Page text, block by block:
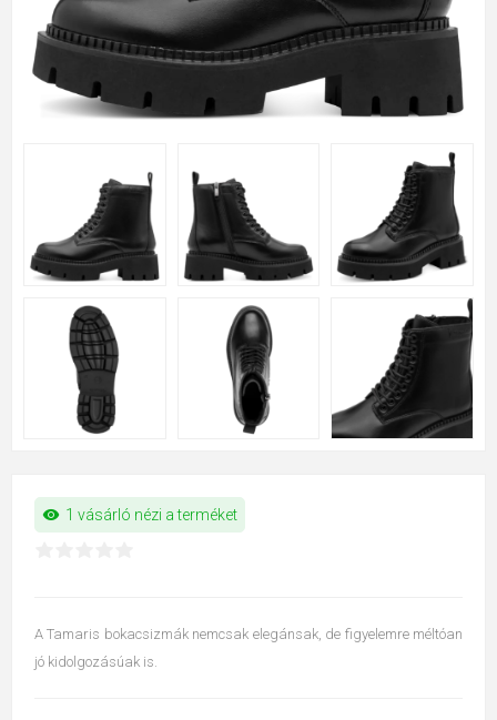
visibility 1 vásárló nézi a terméket
A Tamaris bokacsizmák nemcsak elegánsak, de figyelemre méltóan
jó kidolgozásúak is.